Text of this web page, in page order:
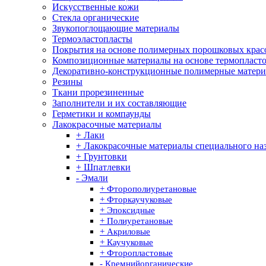
Искусственные кожи
Стекла органические
Звукопоглощающие материалы
Термоэластопласты
Покрытия на основе полимерных порошковых
Композиционные материалы на основе
Декоративно-конструкционные полимерные
Резины
Ткани прорезиненные
Заполнители и их составляющие
Герметики и компаунды
Лакокрасочные материалы
+ Лаки
+ Лакокрасочные материалы специального
+ Грунтовки
+ Шпатлевки
- Эмали
+ Фторополиуретановые
+ Фторкаучуковые
+ Эпоксидные
+ Полиуретановые
+ Акриловые
+ Каучуковые
+ Фторопластовые
- Кремнийорганические